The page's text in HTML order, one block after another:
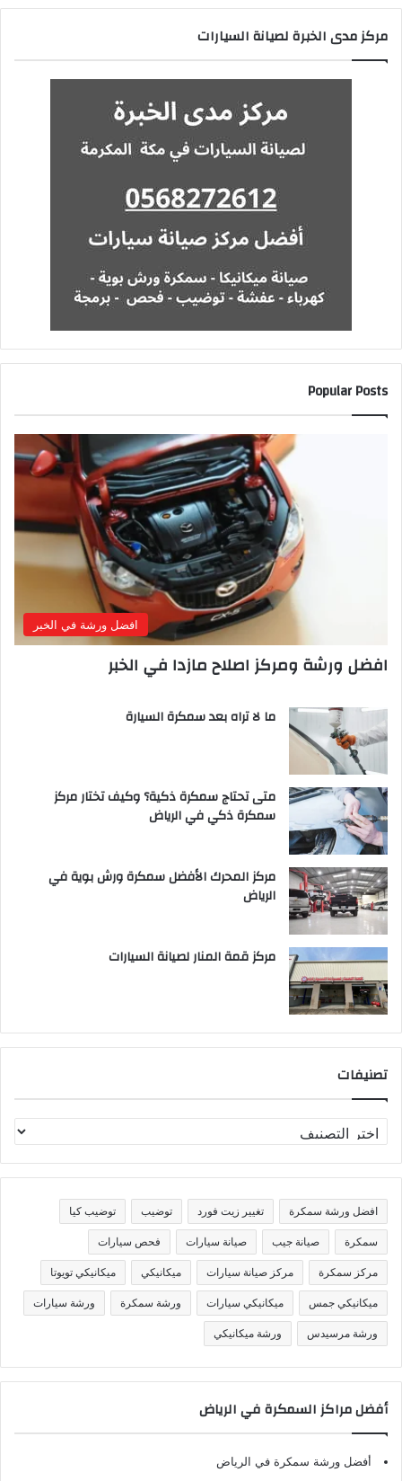
مركز مدى الخبرة لصيانة السيارات
Popular Posts
افضل ورشة في الخبر
افضل ورشة ومركز اصلاح مازدا في الخبر
ما لا تراه بعد سمكرة السيارة
متى تحتاج سمكرة ذكية؟ وكيف تختار مركز
سمكرة ذكي في الرياض
مركز المحرك الأفضل سمكرة ورش بوية في
الرياض
مركز قمة المنار لصيانة السيارات
تصنيفات
ص
ن
ف
ا
افضل ورشة سمكرة تغيير زيت فورد توضيب توضيب كيا
سمكرة صيانة جيب صيانة سيارات فحص سيارات
مركز سمكرة مركز صيانة سيارات ميكانيكي ميكانيكي تويوتا
ميكانيكي جمس ميكانيكي سيارات ورشة سمكرة ورشة سيارات
ورشة مرسيدس ورشة ميكانيكي
أفضل مراكز السمكرة في الرياض
أفضل ورشة سمكرة في الرياض